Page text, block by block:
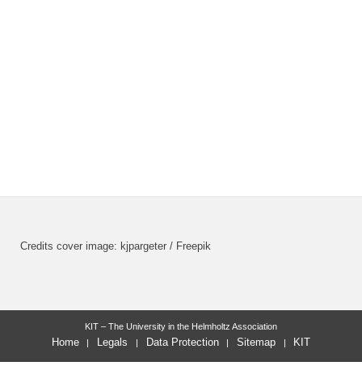
Credits cover image: kjpargeter / Freepik
KIT – The University in the Helmholtz Association
Home Legals Data Protection Sitemap KIT